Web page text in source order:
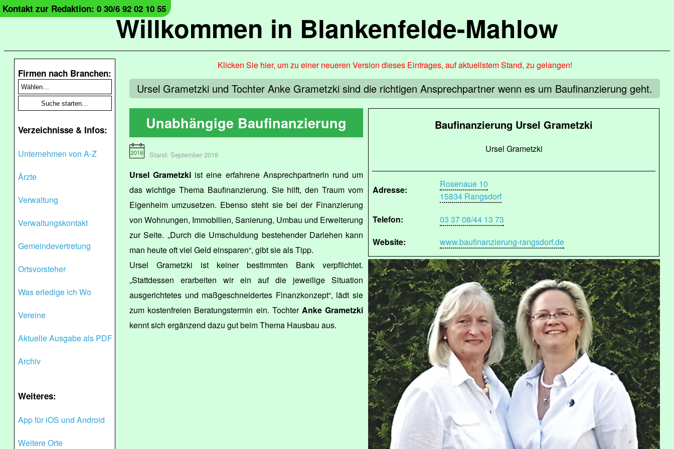
Willkommen in Blankenfelde-Mahlow
Kontakt zur Redaktion: 0 30/6 92 02 10 55
Firmen nach Branchen:
Verzeichnisse & Infos:
Unternehmen von A-Z
Ärzte
Verwaltung
Verwaltungskontakt
Gemeindevertretung
Ortsvorsteher
Was erledige ich Wo
Vereine
Aktuelle Ausgabe als PDF
Archiv
Weiteres:
App für iOS und Android
Weitere Orte
Klicken Sie hier, um zu einer neueren Version dieses Eintrages, auf aktuellstem Stand, zu gelangen!
Ursel Grametzki und Tochter Anke Grametzki sind die richtigen Ansprechpartner wenn es um Baufinanzierung geht.
Baufinanzierung Ursel Grametzki
Ursel Grametzki
Adresse:
Rosenaue 10
15834 Rangsdorf
Telefon:
03 37 08/44 13 73
Website:
www.baufinanzierung-rangsdorf.de
Unabhängige Baufinanzierung
Stand: September 2018
Ursel Grametzki ist eine erfahrene Ansprechpartnerin rund um
das wichtige Thema Baufinanzierung. Sie hilft, den Traum vom
Eigenheim umzusetzen. Ebenso steht sie bei der Finanzierung
von Wohnungen, Immobilien, Sanierung, Umbau und Erweiterung
zur Seite. „Durch die Umschuldung bestehender Darlehen kann
man heute oft viel Geld einsparen“, gibt sie als Tipp.
Ursel Grametzki ist keiner bestimmten Bank verpflichtet.
„Stattdessen erarbeiten wir ein auf die jeweilige Situation
ausgerichtetes und maßgeschneidertes Finanzkonzept“, lädt sie
zum kostenfreien Beratungstermin ein. Tochter Anke Grametzki
kennt sich ergänzend dazu gut beim Thema Hausbau aus.